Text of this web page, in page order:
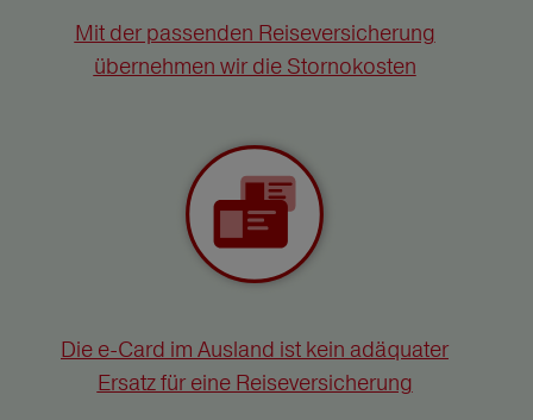
Mit der passenden Reiseversicherung
übernehmen wir die Stornokosten
Die e-Card im Ausland ist kein adäquater
Ersatz für eine Reiseversicherung